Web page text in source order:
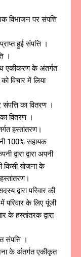
विभाजन पर संपत्ति
हुई संपत्ति ।
।
एकीकरण के अंतर्गत
विचार में लिया
का वितरण ।
वितरण ।
हस्तांतरण।
100% सहायक
द्वारा अपनी
किसी योजना के
द्वारा परिवार की
परिवार के लिए पूंजी
के हस्तांतरक द्वारा
संपत्ति ।
के अंतर्गत एकीकृत